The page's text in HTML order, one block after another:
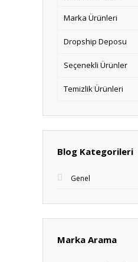
Marka Ürünleri
Dropship Deposu
Seçenekli Ürünler
Temizlik Ürünleri
Blog Kategorileri
Genel
Marka Arama